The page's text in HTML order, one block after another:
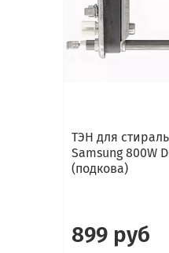
ТЭН для
Samsung 800W
(подкова)
899 руб